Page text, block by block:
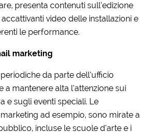
presenta contenuti sull’edizione
video delle installazioni e
le performance.
marketing
da parte dell’ufficio
mantenere alta l’attenzione sui
e sugli eventi speciali. Le
ad esempio, sono mirate a
incluse le scuole d’arte e i